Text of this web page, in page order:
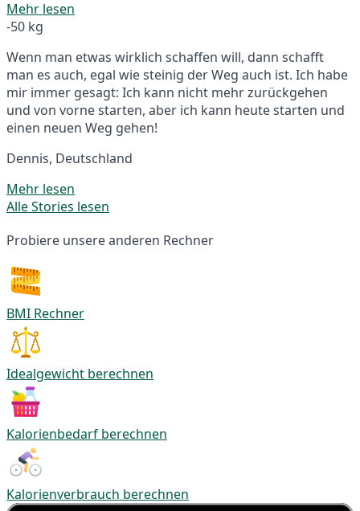
Mehr lesen
-50 kg
Wenn man etwas wirklich schaffen will, dann schafft
man es auch, egal wie steinig der Weg auch ist. Ich habe
mir immer gesagt: Ich kann nicht mehr zurückgehen
und von vorne starten, aber ich kann heute starten und
einen neuen Weg gehen!
Dennis, Deutschland
Mehr lesen
Alle Stories lesen
Probiere unsere anderen Rechner
BMI Rechner
Idealgewicht berechnen
Kalorienbedarf berechnen
Kalorienverbrauch berechnen